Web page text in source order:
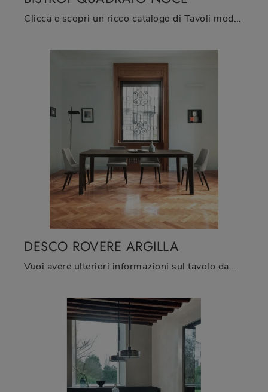
Clicca e scopri un ricco catalogo di Tavoli moderni fissi da pranzo! Il modello Bistrot Quadrato Noce di Sangiacomo ti aspetta.
DESCO ROVERE ARGILLA
Vuoi avere ulteriori informazioni sul tavolo da pranzo Desco Rovere Argilla di Sangiacomo? Clicca e scopri di più sui modelli allungabili della firma.